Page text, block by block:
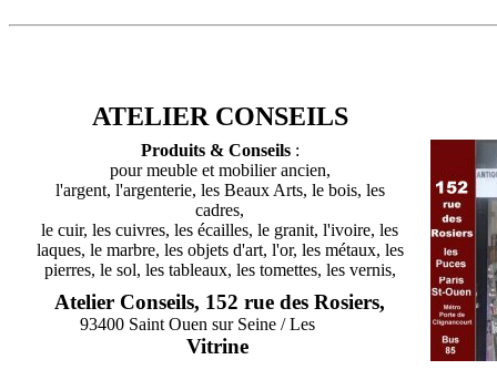
ATELIER CONSEILS
Produits & Conseils:
pour meuble et mobilier ancien,
l'argent, l'argenterie, les Beaux Arts, le bois, les
cadres,
le cuir, les cuivres, les écailles, le granit, l'ivoire, les
laques, le marbre, les objets d'art, l'or, les métaux, les
pierres, le sol, les tableaux, les tomettes, les vernis,
Atelier Conseils, 152 rue des Rosiers,
93400 Saint Ouen sur Seine / Les
Vitrine